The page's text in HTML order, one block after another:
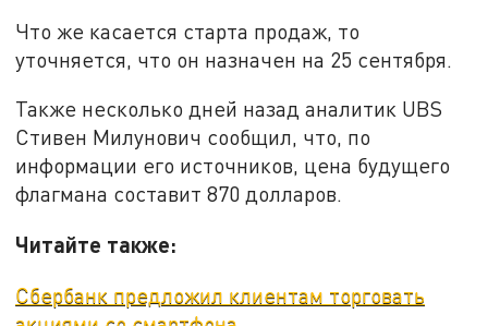
Что же касается старта продаж, то
уточняется, что он назначен на 25 сентября.
Также несколько дней назад аналитик UBS
Стивен Милунович сообщил, что, по
информации его источников, цена будущего
флагмана составит 870 долларов.
Читайте также:
Сбербанк предложил клиентам торговать